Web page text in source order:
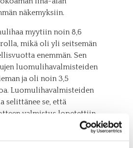
näkemyksiin.
myytiin noin 8,6
mikä oli yli seitsemän
enemmän. Sen
luomulihavalmisteiden
ja oli noin 3,5
Luomulihavalmisteiden
selittänee se, että
valmistus lopetettiin,